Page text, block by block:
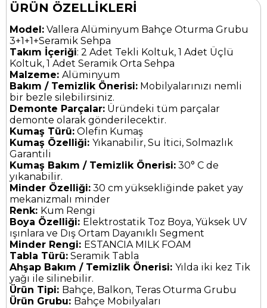
ÜRÜN ÖZELLİKLERİ
Model: Vallera Alüminyum Bahçe Oturma Grubu
3+1+1+Seramik Sehpa
Takım İçeriği: 2 Adet Tekli Koltuk, 1 Adet Üçlü
Koltuk, 1 Adet Seramik Orta Sehpa
Malzeme: Alüminyum
Bakım / Temizlik Önerisi: Mobilyalarınızı nemli
bir bezle silebilirsiniz.
Demonte Parçalar: Üründeki tüm parçalar
demonte olarak gönderilecektir.
Kumaş Türü: Olefin Kumaş
Kumaş Özelliği: Yıkanabilir, Su İtici, Solmazlık
Garantili
Kumaş Bakım / Temizlik Önerisi: 30° C de
yıkanabilir.
Minder Özelliği: 30 cm yüksekliğinde paket yay
mekanizmalı minder
Renk: Kum Rengi
Boya Özelliği: Elektrostatik Toz Boya, Yüksek UV
ışınlara ve Dış Ortam Dayanıklı Segment
Minder Rengi: ESTANCIA MILK FOAM
Tabla Türü: Seramik Tabla
Ahşap Bakım / Temizlik Önerisi: Yılda iki kez Tik
yağı ile silinebilir.
Ürün Tipi: Bahçe, Balkon, Teras Oturma Grubu
Ürün Grubu: Bahçe Mobilyaları